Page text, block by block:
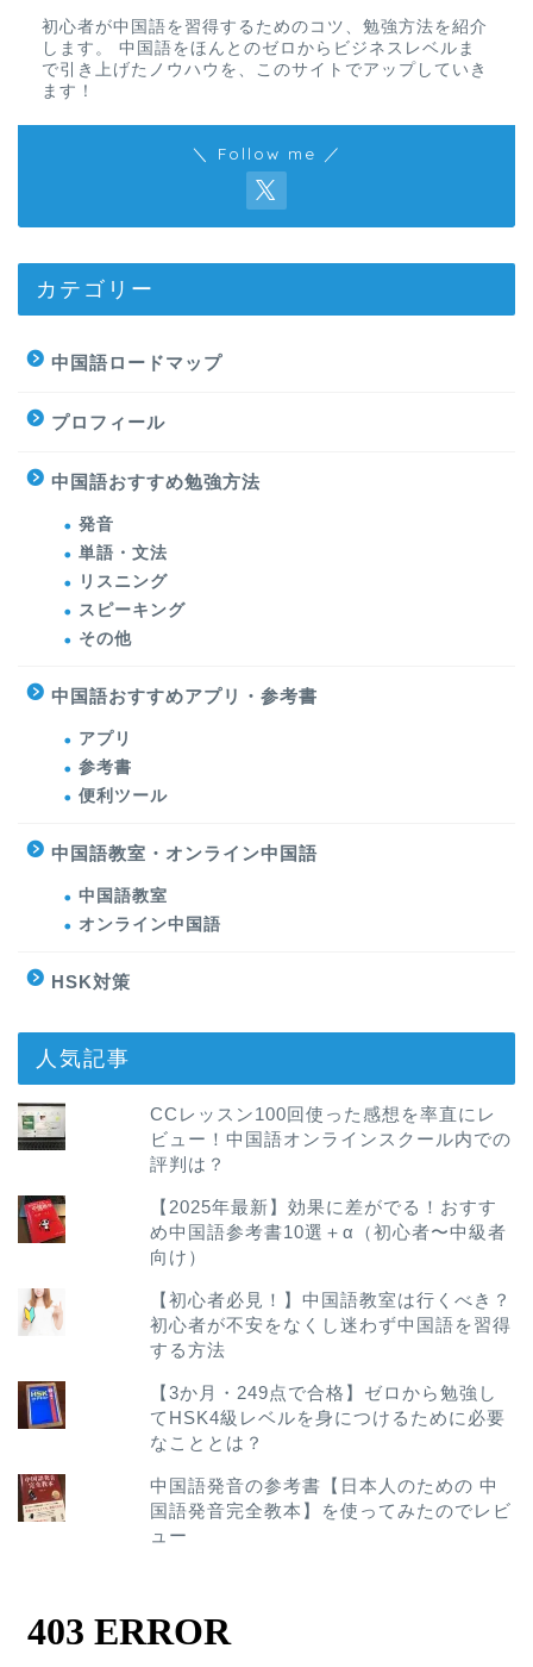
初心者が中国語を習得するためのコツ、勉強方法を紹介
します。 中国語をほんとのゼロからビジネスレベルま
で引き上げたノウハウを、このサイトでアップしていき
ます！
＼ Follow me ／
カテゴリー
中国語ロードマップ
プロフィール
中国語おすすめ勉強方法
発音
単語・文法
リスニング
スピーキング
その他
中国語おすすめアプリ・参考書
アプリ
参考書
便利ツール
中国語教室・オンライン中国語
中国語教室
オンライン中国語
HSK対策
人気記事
CCレッスン100回使った感想を率直にレ
ビュー！中国語オンラインスクール内での
評判は？
【2025年最新】効果に差がでる！おすす
め中国語参考書10選＋α（初心者〜中級者
向け）
【初心者必見！】中国語教室は行くべき？
初心者が不安をなくし迷わず中国語を習得
する方法
【3か月・249点で合格】ゼロから勉強し
てHSK4級レベルを身につけるために必要
なこととは？
中国語発音の参考書【日本人のための 中
国語発音完全教本】を使ってみたのでレビ
ュー